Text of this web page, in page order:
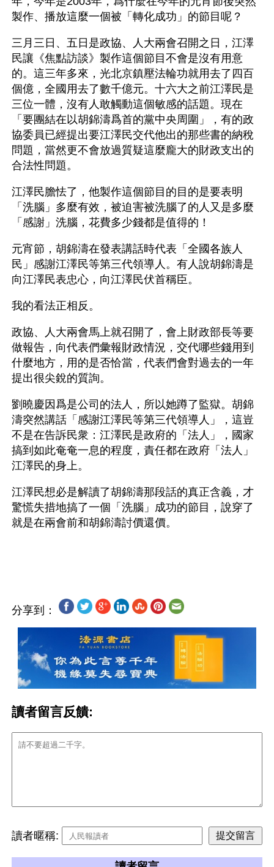
製作、播放這麼一個被「轉化成功」的節目呢？
三月三日、五日是政協、人大兩會召開之日，江澤
民讓《焦點訪談》製作這個節目不會是沒有用意
的。這三年多來，光北京鎮壓法輪功就用去了四百
個億，全國用去了數千億元。十六大之前江澤民是
三位一體，沒有人敢觸動這個敏感的話題。現在
「要團結在以胡錦濤爲首的黨中央周圍」，有的政
協委員已經提出要江澤民交代他出的那些書的納稅
問題，當然更不會放過質疑這麼龐大的財政支出的
合法性問題。
江澤民膽怯了，他製作這個節目的目的是要表明
「洗腦」多麼有效，被迫害被洗腦了的人又是多麼
「感謝」洗腦，花費多少錢都是值得的！
元宵節，胡錦濤在發表講話時代表「全國各族人
民」感謝江澤民等第三代領導人。有人說胡錦濤是
向江澤民表忠心，向江澤民伏首稱臣。
我的看法正相反。
政協、人大兩會馬上就召開了，會上財政部長等要
做報告，向代表們彙報財政情況，交代哪些錢用到
什麼地方，用的是否恰當，代表們會對過去的一年
提出很尖銳的質詢。
劉曉慶因爲是公司的法人，所以她蹲了監獄。胡錦
濤突然講話「感謝江澤民等第三代領導人」，這豈
不是在告訴民衆：江澤民是政府的「法人」，國家
搞到如此奄奄一息的程度，責任都在政府「法人」
江澤民的身上。
江澤民想必是解讀了胡錦濤那段話的真正含義，才
驚慌失措地搞了一個「洗腦」成功的節目，說穿了
就是在兩會前和胡錦濤討價還價。
分享到：
讀者留言反饋:
讀者暱稱: